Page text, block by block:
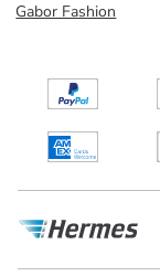
Gabor Fashion